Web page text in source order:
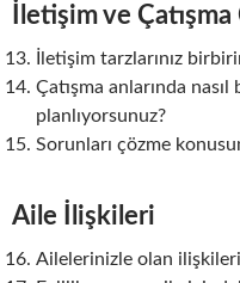
İletişim ve
İletişim tarzlarınız
Çatışma anlarında
planlıyorsunuz?
Sorunları çözme
Aile İlişkileri
Ailelerinizle olan